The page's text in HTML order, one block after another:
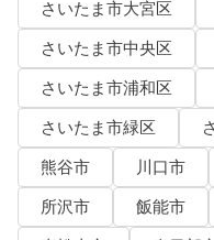
さいたま市大宮区
さいたま市中央区
さいたま市浦和区
さいたま市緑区
熊谷市
川口市
所沢市
飯能市